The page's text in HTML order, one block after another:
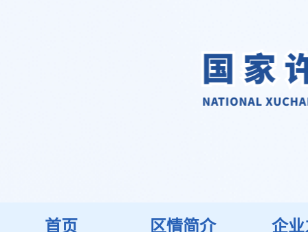
首页 区情简介 企